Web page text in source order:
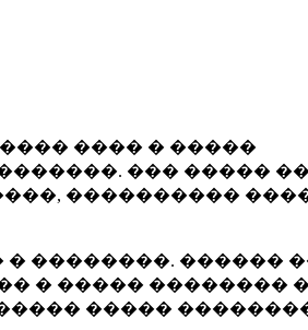
���� � �����
��� �����
����������
��������. ������
� ����� ��������
�����